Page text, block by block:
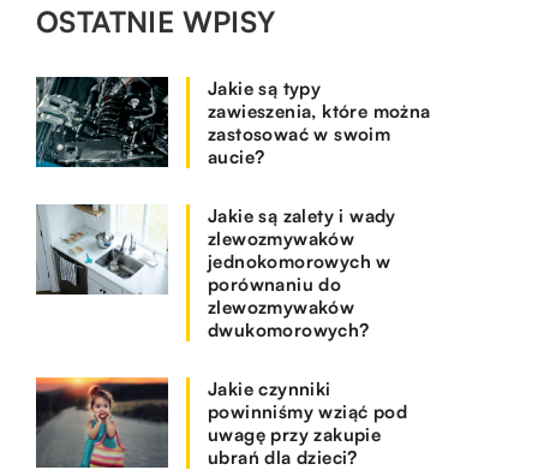
OSTATNIE WPISY
Jakie są typy
zawieszenia, które można
zastosować w swoim
aucie?
Jakie są zalety i wady
zlewozmywaków
jednokomorowych w
porównaniu do
zlewozmywaków
dwukomorowych?
Jakie czynniki
powinniśmy wziąć pod
uwagę przy zakupie
ubrań dla dzieci?